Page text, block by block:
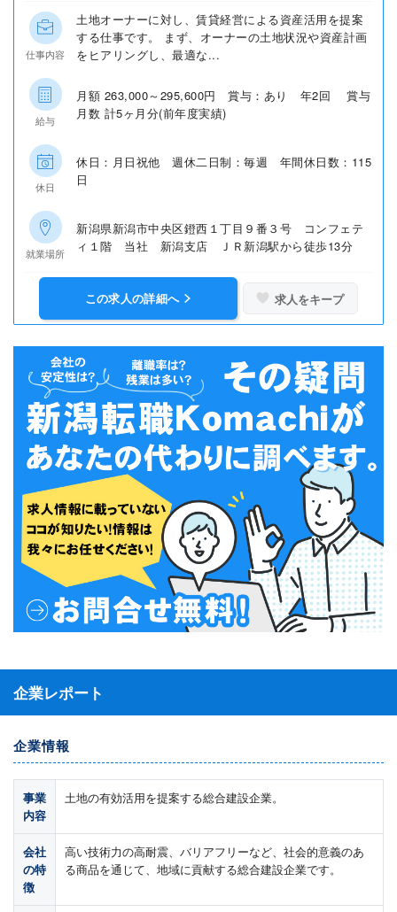
企業レポート
企業情報
事業
内容
土地の有効活用を提案する総合建設企業。
会社
の特
徴
高い技術力の高耐震、バリアフリーなど、社会的意義のあ
る商品を通じて、地域に貢献する総合建設企業です。
仕事内容
土地オーナーに対し、賃貸経営による資産活用を提案
する仕事です。 まず、オーナーの土地状況や資産計画
をヒアリングし、最適な...
給与
月額 263,000～295,600円 賞与：あり 年2回 賞与
月数 計5ヶ月分(前年度実績)
休日
休日：月日祝他 週休二日制：毎週 年間休日数：115
日
就業場所
新潟県新潟市中央区鐙西１丁目９番３号 コンフェテ
ィ１階 当社 新潟支店 ＪＲ新潟駅から徒歩13分
この求人の詳細へ 求人をキープ